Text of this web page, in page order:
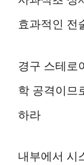
효과적인 전
경구 스테로
학 공격이므
하라
내부에서 시